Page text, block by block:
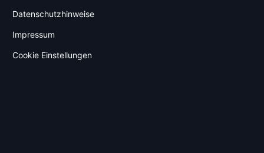
Datenschutzhinweise
Impressum
Cookie Einstellungen